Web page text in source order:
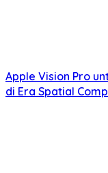
Apple Vision Pro
di Era Spatial